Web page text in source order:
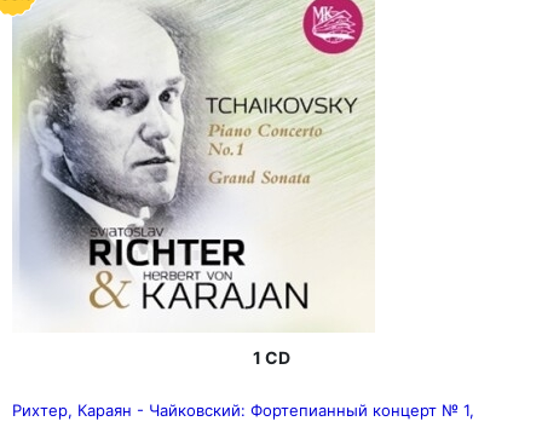
1 CD
Рихтер, Караян - Чайковский: Фортепианный концерт № 1,